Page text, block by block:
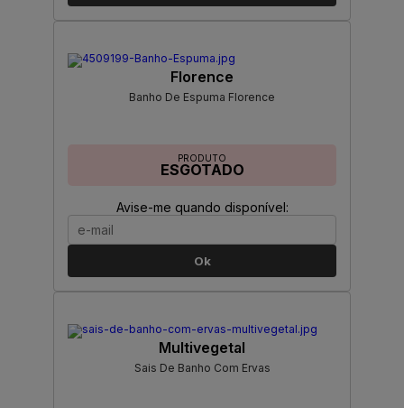
Florence
Banho De Espuma Florence
PRODUTO
ESGOTADO
Avise-me quando disponível:
Ok
Multivegetal
Sais De Banho Com Ervas